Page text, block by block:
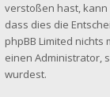
verstoßen hast,
dass dies die
phpBB Limited
einen Administrator,
wurdest.